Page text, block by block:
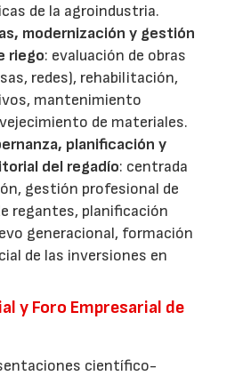
de la agroindustria.
modernización y gestión
riego: evaluación de obras
redes), rehabilitación,
mantenimiento
de materiales.
planificación y
del regadío: centrada
gestión profesional de
regantes, planificación
generacional, formación
de las inversiones en
y Foro Empresarial de
científico-